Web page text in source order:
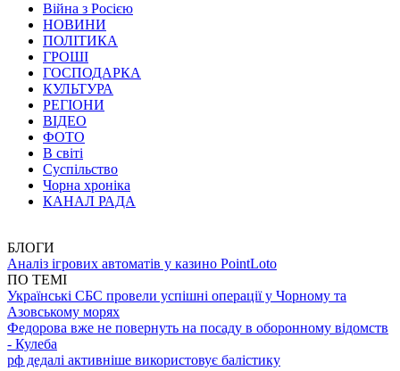
Війна з Росією
НОВИНИ
ПОЛІТИКА
ГРОШІ
ГОСПОДАРКА
КУЛЬТУРА
РЕГІОНИ
ВІДЕО
ФОТО
В світі
Суспільство
Чорна хроніка
КАНАЛ РАДА
БЛОГИ
Аналіз ігрових автоматів у казино PointLoto
ПО ТЕМІ
Українські СБС провели успішні операції у Чорному та
Азовському морях
Федорова вже не повернуть на посаду в оборонному відомств
- Кулеба
рф дедалі активніше використовує балістику